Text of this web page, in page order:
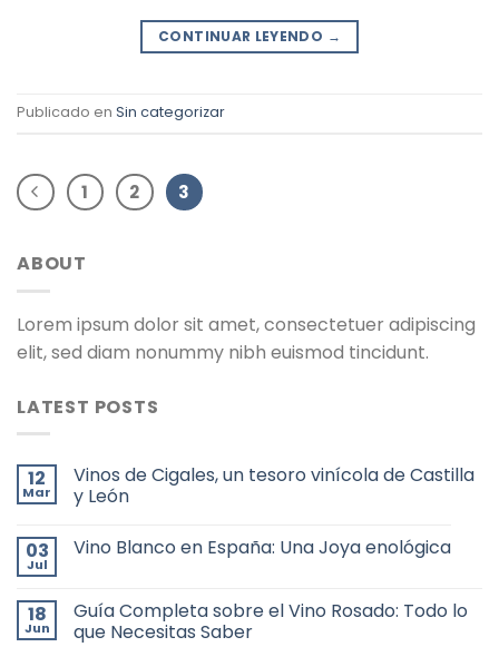
CONTINUAR LEYENDO →
Publicado en Sin categorizar
1 2 3
ABOUT
Lorem ipsum dolor sit amet, consectetuer adipiscing
elit, sed diam nonummy nibh euismod tincidunt.
LATEST POSTS
12
Mar
Vinos de Cigales, un tesoro vinícola de Castilla
y León
03
Jul
Vino Blanco en España: Una Joya enológica
18
Jun
Guía Completa sobre el Vino Rosado: Todo lo
que Necesitas Saber